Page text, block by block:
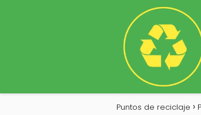
Puntos de reciclaje